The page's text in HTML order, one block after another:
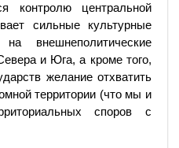
контролю центральной
сильные культурные
внешнеполитические
и Юга, а кроме того,
желание отхватить
территории (что мы и
споров с